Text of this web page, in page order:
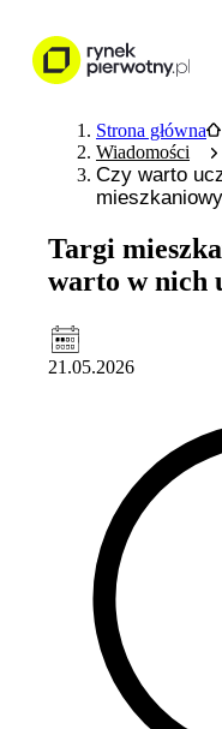
Strona główna
Wiadomości
Czy warto
Targi
warto w nich
21.05.2026